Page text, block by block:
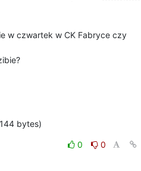
w czwartek w CK Fabryce czy
bytes)
0
0